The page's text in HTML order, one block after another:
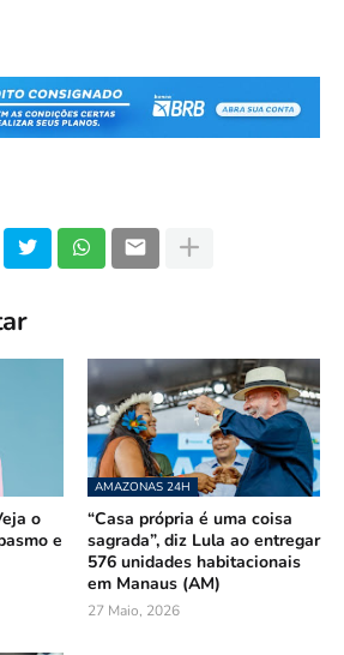
o
e
AMAZONAS 24H
“Casa própria é uma coisa
sagrada”, diz Lula ao entregar
576 unidades habitacionais
em Manaus (AM)
27 Maio, 2026